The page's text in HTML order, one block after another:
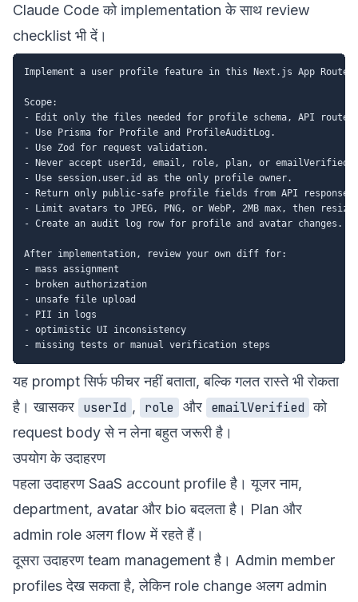
Claude Code को implementation के साथ review
checklist भी दें।
Implement a user profile feature in this Next.js App
Scope:
- Edit only the files needed for profile schema, API
- Use Prisma for Profile and ProfileAuditLog.
- Use Zod for request validation.
- Never accept userId, email, role, plan, or emailVerified
- Use session.user.id as the only profile owner.
- Return only public-safe profile fields from API
- Limit avatars to JPEG, PNG, or WebP, 2MB max, then resize
- Create an audit log row for profile and avatar changes.
After implementation, review your own diff for:
- mass assignment
- broken authorization
- unsafe file upload
- PII in logs
- optimistic UI inconsistency
यह prompt सिर्फ फीचर नहीं बताता, बल्कि गलत रास्ते भी रोकता
है। खासकर userId , role और emailVerified को
request body से न लेना बहुत जरूरी है।
उपयोग के उदाहरण
पहला उदाहरण SaaS account profile है। यूजर नाम,
department, avatar और bio बदलता है। Plan और
admin role अलग flow में रहते हैं।
दूसरा उदाहरण team management है। Admin member
profiles देख सकता है, लेकिन role change अलग admin